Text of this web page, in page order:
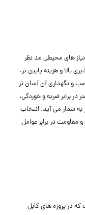
های محیطی مد نظر
بالا و هزینه پایین ‌تر،
و نگهداری آن آسان ‌تر
برابر ضربه و خوردگی،
شمار می ‌آید. انتخاب
مقاومت در برابر عوامل
در پروژه‌ های کابل‌